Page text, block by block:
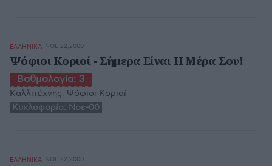
ΕΛΛΗΝΙΚΑ ΝΟΕ 22,2000
Ψόφιοι Κοριοί - Σήμερα Είναι Η Μέρα Σου!
Βαθμολογία: 3
Καλλιτέχνης: Ψόφιοι Κοριοί
Κυκλοφορία: Νοε-00
ΕΛΛΗΝΙΚΑ ΝΟΕ 22,2000